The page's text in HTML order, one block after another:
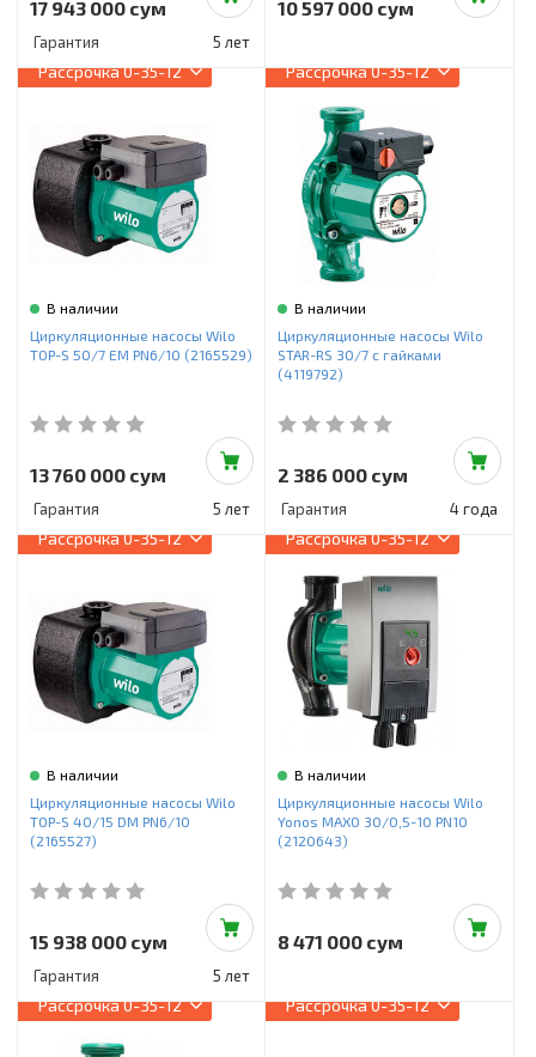
17 943 000 сум
Гарантия 5 лет
10 597 000 сум
Рассрочка0-35-12
В наличии
Циркуляционные насосы Wilo
TOP-S 50/7 EM PN6/10 (2165529)
13 760 000 сум
Гарантия 5 лет
Рассрочка0-35-12
В наличии
Циркуляционные насосы Wilo
STAR-RS 30/7 с гайками
(4119792)
2 386 000 сум
Гарантия 4 года
Рассрочка0-35-12
В наличии
Циркуляционные насосы Wilo
TOP-S 40/15 DM PN6/10
(2165527)
15 938 000 сум
Гарантия 5 лет
Рассрочка0-35-12
В наличии
Циркуляционные насосы Wilo
Yonos MAXO 30/0,5-10 PN10
(2120643)
8 471 000 сум
Рассрочка0-35-12 Рассрочка0-35-12